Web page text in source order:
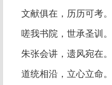
文献俱在，历历可考
嗟我书院，世承圣训
朱张会讲，遗风宛在
道统相沿，立心立命